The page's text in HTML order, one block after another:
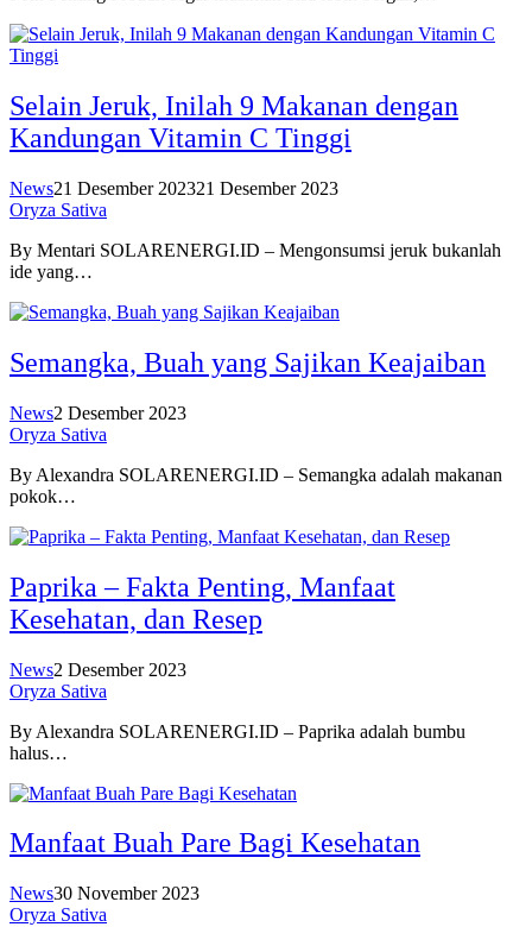
Selain Jeruk, Inilah 9 Makanan dengan
Kandungan Vitamin C Tinggi
News21 Desember 202321 Desember 2023
Oryza Sativa
By Mentari SOLARENERGI.ID – Mengonsumsi jeruk bukanlah
ide yang…
Semangka, Buah yang Sajikan Keajaiban
News2 Desember 2023
Oryza Sativa
By Alexandra SOLARENERGI.ID – Semangka adalah makanan
pokok…
Paprika – Fakta Penting, Manfaat
Kesehatan, dan Resep
News2 Desember 2023
Oryza Sativa
By Alexandra SOLARENERGI.ID – Paprika adalah bumbu
halus…
Manfaat Buah Pare Bagi Kesehatan
News30 November 2023
Oryza Sativa